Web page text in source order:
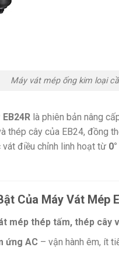
Máy vát mép ống kim loại
là phiên bản nâng
thép cây của EB24, đồng
điều chỉnh linh hoạt từ
Của Máy Vát Mép
mép thép tấm, thép cây
ứng AC– vận hành êm, ít